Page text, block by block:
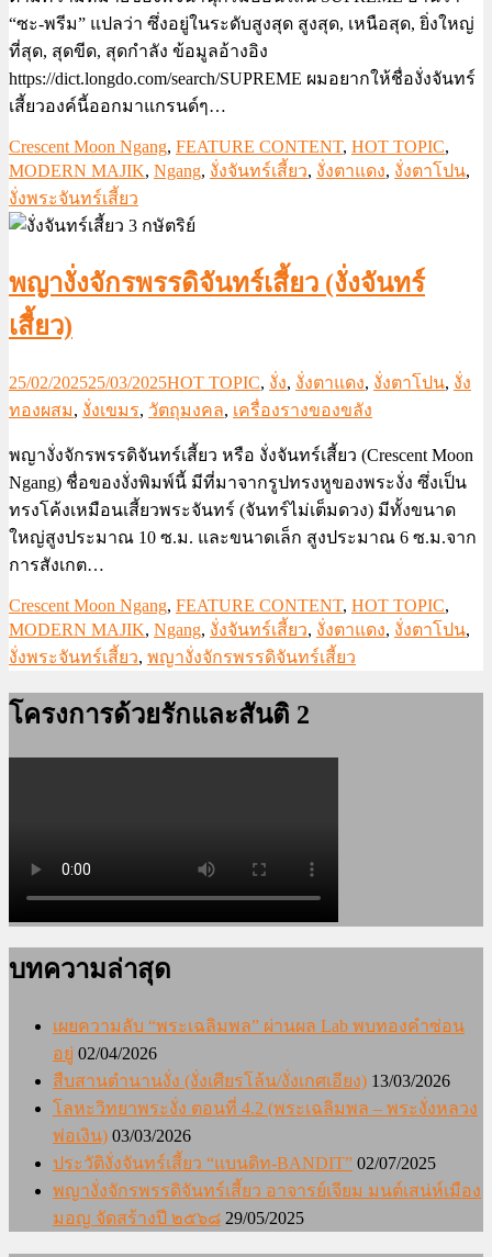
“ซะ-พรีม” แปลว่า ซึ่งอยู่ในระดับสูงสุด สูงสุด, เหนือสุด, ยิ่งใหญ่
ที่สุด, สุดขีด, สุดกำลัง ข้อมูลอ้างอิง
https://dict.longdo.com/search/SUPREME ผมอยากให้ชื่องั่งจันทร์
เสี้ยวองค์นี้ออกมาแกรนด์ๆ…
Crescent Moon Ngang, FEATURE CONTENT, HOT TOPIC,
MODERN MAJIK, Ngang, งั่งจันทร์เสี้ยว, งั่งตาแดง, งั่งตาโปน,
งั่งพระจันทร์เสี้ยว
พญางั่งจักรพรรดิจันทร์เสี้ยว (งั่งจันทร์
เสี้ยว)
25/02/202525/03/2025HOT TOPIC, งั่ง, งั่งตาแดง, งั่งตาโปน, งั่ง
ทองผสม, งั่งเขมร, วัตถุมงคล, เครื่องรางของขลัง
พญางั่งจักรพรรดิจันทร์เสี้ยว หรือ งั่งจันทร์เสี้ยว (Crescent Moon
Ngang) ชื่อของงั่งพิมพ์นี้ มีที่มาจากรูปทรงหูของพระงั่ง ซึ่งเป็น
ทรงโค้งเหมือนเสี้ยวพระจันทร์ (จันทร์ไม่เต็มดวง) มีทั้งขนาด
ใหญ่สูงประมาณ 10 ซ.ม. และขนาดเล็ก สูงประมาณ 6 ซ.ม.จาก
การสังเกต…
Crescent Moon Ngang, FEATURE CONTENT, HOT TOPIC,
MODERN MAJIK, Ngang, งั่งจันทร์เสี้ยว, งั่งตาแดง, งั่งตาโปน,
งั่งพระจันทร์เสี้ยว, พญางั่งจักรพรรดิจันทร์เสี้ยว
โครงการด้วยรักและสันติ 2
บทความล่าสุด
เผยความลับ “พระเฉลิมพล” ผ่านผล Lab พบทองคำซ่อน
อยู่ 02/04/2026
สืบสานตำนานงั่ง (งั่งเศียรโล้น/งั่งเกศเอียง) 13/03/2026
โลหะวิทยาพระงั่ง ตอนที่ 4.2 (พระเฉลิมพล – พระงั่งหลวง
พ่อเงิน) 03/03/2026
ประวัติงั่งจันทร์เสี้ยว “แบนดิท-BANDIT” 02/07/2025
พญางั่งจักรพรรดิจันทร์เสี้ยว อาจารย์เจียม มนต์เสน่ห์เมือง
มอญ จัดสร้างปี ๒๕๖๘ 29/05/2025